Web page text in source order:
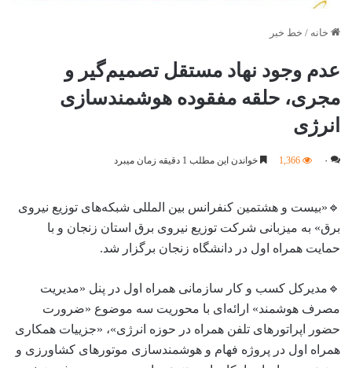
خانه / خط خبر
عدم وجود نهاد مستقل تصمیم‌گیر و
مجری، حلقه مفقوده هوشمندسازی
انرژی
۰ 1,366 خواندن این مطلب 1 دقیقه زمان میبرد
🔹«بیست و هشتمین کنفرانس بین المللی شبکه‌های توزیع نیروی
برق» به میزبانی شرکت توزیع نیروی برق استان زنجان و با
حمایت همراه اول در دانشگاه زنجان برگزار شد.
🔹مدیرکل کسب و کار سازمانی همراه اول در پنل «مدیریت
مصرف هوشمند» ارائه‌ای با محوریت سه موضوع «ضرورت
حضور اپراتورهای تلفن همراه در حوزه انرژی»، «جزییات همکاری
همراه اول در پروژه فهام و هوشمندسازی موتورهای کشاورزی و